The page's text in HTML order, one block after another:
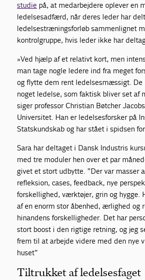
studie på, at medarbejdere oplever en
ledelsesadfærd, når deres leder har
ledelsestræningsforløb sammenlignet
kontrolgruppe, hvis leder ikke har
»Ved hjælp af et relativt kort, men
man tage nogle ledere ind fra meget
og flytte dem rent ledelsesmæssigt.
noget ledelse, som faktisk bliver set af
siger professor Christian Bøtcher
Universitet. Han er ledelsesforsker på
Statskundskab og har stået i spidsen
Sara har deltaget i Dansk Industris
med tre moduler hen over et par
givet et stort udbytte. ”Der var masser
refleksion, cases, feedback, nye
forskellighed, værktøjer, grin og hygge.
af en enorm stor åbenhed, ærlighed og
hinandens forskelligheder. Det har
stort boost i den rigtige retning, og jeg
frem til at arbejde videre med den nye
huset”
Tiltrukket af ledelsesfaget